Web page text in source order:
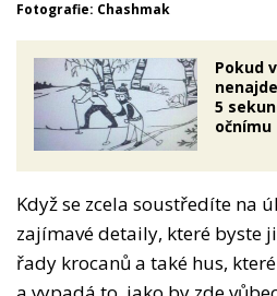
Fotografie: Chashmak
Pokud
5
očnímu
Když se zcela soustředíte na
zajímavé detaily, které byste
řady krocanů a také hus,